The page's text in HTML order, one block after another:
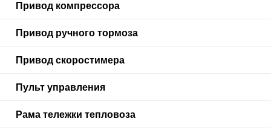
Привод компрессора
Привод ручного тормоза
Привод скоростимера
Пульт управления
Рама тележки тепловоза